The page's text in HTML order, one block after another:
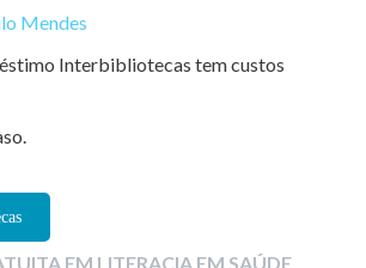
Mendes
Interbibliotecas tem custos
EM LITERACIA EM SAÚDE